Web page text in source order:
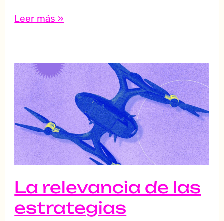
Leer más »
La relevancia de las
estrategias
La
relevancia
de
las
estrategias
digitales
en
tiempos
de
Covid